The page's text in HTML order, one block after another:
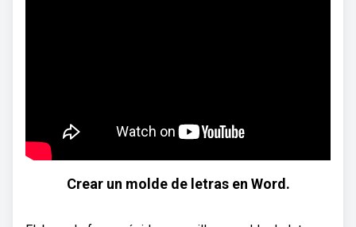
Crear un molde de letras en Word.